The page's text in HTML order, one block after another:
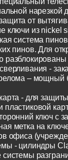
нарезкой
от
ключи из nickel
система
пинов. Для
-
– мощный
- для
пластиковой
ключ с
метка на
офиса
- цилиндры
системы